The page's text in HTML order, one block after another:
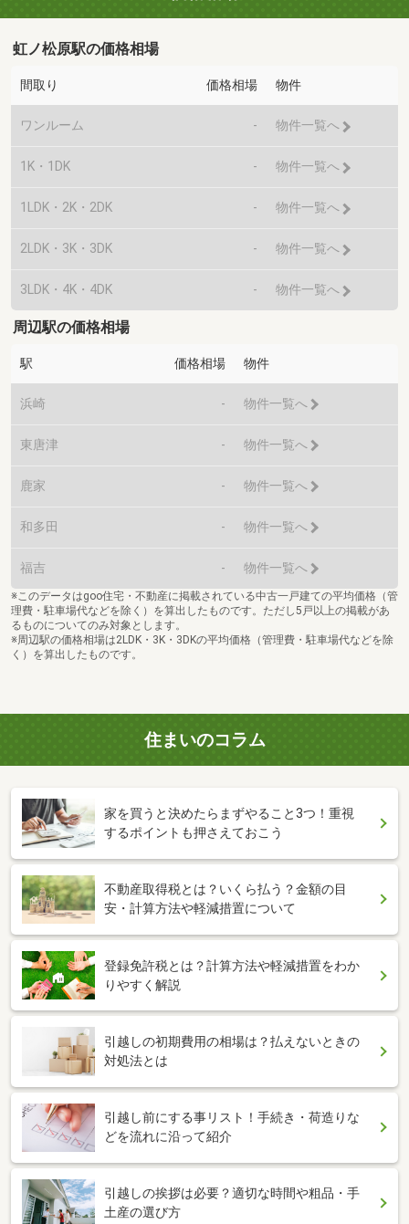
虹ノ松原駅の価格相場
間取り 価格相場 物件
ワンルーム - 物件一覧へ
1K・1DK - 物件一覧へ
1LDK・2K・2DK - 物件一覧へ
2LDK・3K・3DK - 物件一覧へ
3LDK・4K・4DK - 物件一覧へ
周辺駅の価格相場
駅 価格相場 物件
浜崎 - 物件一覧へ
東唐津 - 物件一覧へ
鹿家 - 物件一覧へ
和多田 - 物件一覧へ
福吉 - 物件一覧へ
※このデータはgoo住宅・不動産に掲載されている中古一戸建ての平均価格（管
理費・駐車場代などを除く）を算出したものです。ただし5戸以上の掲載があ
るものについてのみ対象とします。
※周辺駅の価格相場は2LDK・3K・3DKの平均価格（管理費・駐車場代などを除
く）を算出したものです。
住まいのコラム
家を買うと決めたらまずやること3つ！重視
するポイントも押さえておこう
不動産取得税とは？いくら払う？金額の目
安・計算方法や軽減措置について
登録免許税とは？計算方法や軽減措置をわか
りやすく解説
引越しの初期費用の相場は？払えないときの
対処法とは
引越し前にする事リスト！手続き・荷造りな
どを流れに沿って紹介
引越しの挨拶は必要？適切な時間や粗品・手
土産の選び方